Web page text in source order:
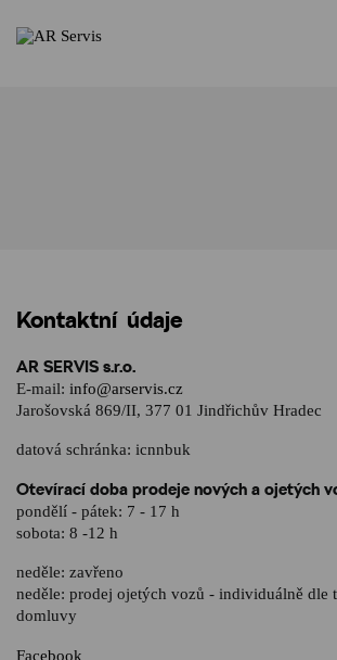
Kontaktní údaje
AR SERVIS s.r.o.
E-mail: info@arservis.cz
Jarošovská 869/II, 377 01 Jindřichův Hradec
datová schránka: icnnbuk
Otevírací doba prodeje nových a ojetých
pondělí - pátek: 7 - 17 h
sobota: 8 -12 h
neděle: zavřeno
neděle: prodej ojetých vozů - individuálně dle
domluvy
Facebook